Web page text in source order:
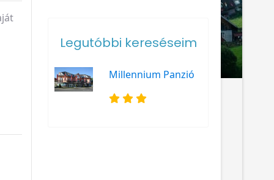
Legutóbbi kereséseim
Millennium Panzió